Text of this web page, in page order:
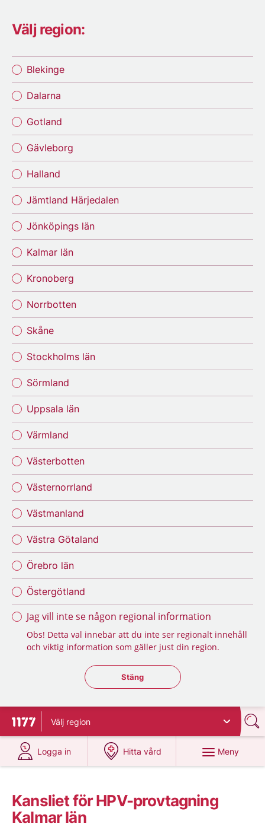
Välj region:
Blekinge
Dalarna
Gotland
Gävleborg
Halland
Jämtland Härjedalen
Jönköpings län
Kalmar län
Kronoberg
Norrbotten
Skåne
Stockholms län
Sörmland
Uppsala län
Värmland
Västerbotten
Västernorrland
Västmanland
Västra Götaland
Örebro län
Östergötland
Jag vill inte se någon regional information
Obs! Detta val innebär att du inte ser regionalt innehåll
och viktig information som gäller just din region.
Stäng regionsväljaren
Stäng
Till startsidan för 1177
Välj region
Logga in
på 1177.se
Hitta vård
på 1177.se
Meny
Kansliet för HPV-provtagning
Kalmar län